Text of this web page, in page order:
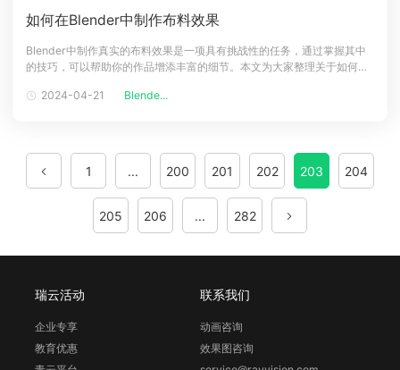
如何在Blender中制作布料效果
Blender中制作真实的布料效果是一项具有挑战性的任务，通过掌握其中
的技巧，可以帮助你的作品增添丰富的细节。本文为大家整理关于如何在
效果1、打开blender，创建一个平面，作为地面使用，大小自己决定。
2024-04-21 Blende...
1 ... 200 201 202 203 204
205 206 ... 282
瑞云活动
企业专享
教育优惠
联系我们
动画咨询
效果图咨询